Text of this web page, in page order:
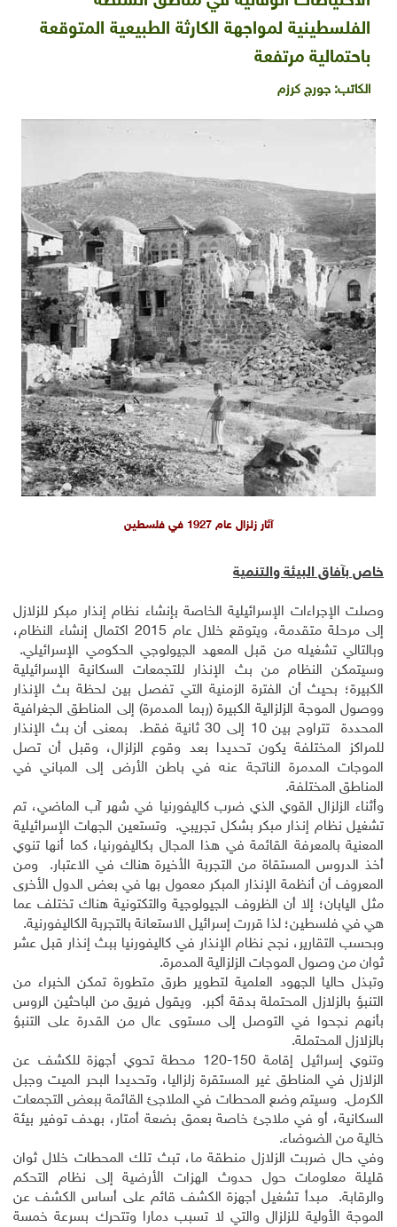
الفلسطينية لمواجهة الكارثة الطبيعية المتوقعة
باحتمالية مرتفعة
الكاتب: جورج كرزم
آثار زلزال عام 1927 في فلسطين
خاص بآفاق البيئة والتنمية
وصلت الإجراءات الإسرائيلية الخاصة بإنشاء نظام إنذار مبكر للزلازل
إلى مرحلة متقدمة، ويتوقع خلال عام 2015 اكتمال إنشاء النظام،
وبالتالي تشغيله من قبل المعهد الجيولوجي الحكومي الإسرائيلي.
وسيتمكن النظام من بث الإنذار للتجمعات السكانية الإسرائيلية
الكبيرة؛ بحيث أن الفترة الزمنية التي تفصل بين لحظة بث الإنذار
ووصول الموجة الزلزالية الكبيرة (ربما المدمرة) إلى المناطق الجغرافية
المحددة تتراوح بين 10 إلى 30 ثانية فقط. بمعنى أن بث الإنذار
للمراكز المختلفة يكون تحديدا بعد وقوع الزلزال، وقبل أن تصل
الموجات المدمرة الناتجة عنه في باطن الأرض إلى المباني في
المناطق المختلفة.
وأثناء الزلزال القوي الذي ضرب كاليفورنيا في شهر آب الماضي، تم
تشغيل نظام إنذار مبكر بشكل تجريبي. وتستعين الجهات الإسرائيلية
المعنية بالمعرفة القائمة في هذا المجال بكاليفورنيا، كما أنها تنوي
أخذ الدروس المستقاة من التجربة الأخيرة هناك في الاعتبار. ومن
المعروف أن أنظمة الإنذار المبكر معمول بها في بعض الدول الأخرى
مثل اليابان؛ إلا أن الظروف الجيولوجية والتكتونية هناك تختلف عما
هي في فلسطين؛ لذا قررت إسرائيل الاستعانة بالتجربة الكاليفورنية.
وبحسب التقارير، نجح نظام الإنذار في كاليفورنيا ببث إنذار قبل عشر
ثوان من وصول الموجات الزلزالية المدمرة.
وتبذل حاليا الجهود العلمية لتطوير طرق متطورة تمكن الخبراء من
التنبؤ بالزلازل المحتملة بدقة أكبر. ويقول فريق من الباحثين الروس
بأنهم نجحوا في التوصل إلى مستوى عال من القدرة على التنبؤ
بالزلازل المحتملة.
وتنوي إسرائيل إقامة 150-120 محطة تحوي أجهزة للكشف عن
الزلازل في المناطق غير المستقرة زلزاليا، وتحديدا البحر الميت وجبل
الكرمل. وسيتم وضع المحطات في الملاجئ القائمة ببعض التجمعات
السكانية، أو في ملاجئ خاصة بعمق بضعة أمتار، بهدف توفير بيئة
خالية من الضوضاء.
وفي حال ضربت الزلازل منطقة ما، تبث تلك المحطات خلال ثوان
قليلة معلومات حول حدوث الهزات الأرضية إلى نظام التحكم
والرقابة. مبدأ تشغيل أجهزة الكشف قائم على أساس الكشف عن
الموجة الأولية للزلزال والتي لا تسبب دمارا وتتحرك بسرعة خمسة